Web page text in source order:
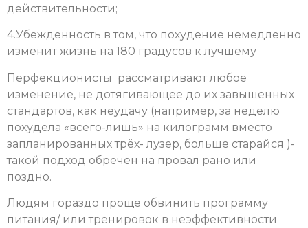
действительности;
4.Убежденность в том, что похудение немедленно
изменит жизнь на 180 градусов к лучшему
Перфекционисты рассматривают любое
изменение, не дотягивающее до их завышенных
стандартов, как неудачу (например, за неделю
похудела «всего-лишь» на килограмм вместо
запланированных трёх- лузер, больше старайся )-
такой подход обречен на провал рано или
поздно.
Людям гораздо проще обвинить программу
питания/ или тренировок в неэффективности